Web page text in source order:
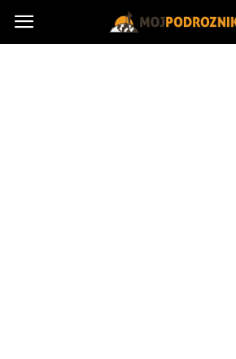
MojPodroznik.pl